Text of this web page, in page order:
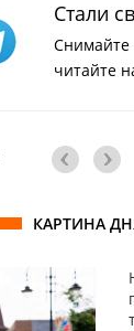
Стали
Снимайте
читайте
КАРТИНА